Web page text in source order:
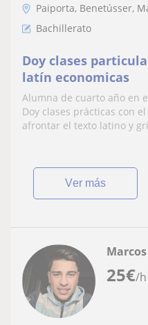
Paiporta, Benetússer,
Bachillerato
Doy clases
latín economicas
Alumna de cuarto año en
Doy clases prácticas con
afrontar el texto latino y
ver más
25€/h
Marcos